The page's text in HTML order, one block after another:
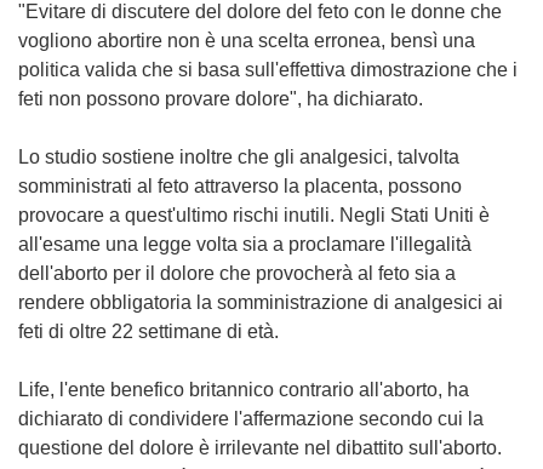
"Evitare di discutere del dolore del feto con le donne che
vogliono abortire non è una scelta erronea, bensì una
politica valida che si basa sull'effettiva dimostrazione che i
feti non possono provare dolore", ha dichiarato.
Lo studio sostiene inoltre che gli analgesici, talvolta
somministrati al feto attraverso la placenta, possono
provocare a quest'ultimo rischi inutili. Negli Stati Uniti è
all'esame una legge volta sia a proclamare l'illegalità
dell'aborto per il dolore che provocherà al feto sia a
rendere obbligatoria la somministrazione di analgesici ai
feti di oltre 22 settimane di età.
Life, l'ente benefico britannico contrario all'aborto, ha
dichiarato di condividere l'affermazione secondo cui la
questione del dolore è irrilevante nel dibattito sull'aborto.